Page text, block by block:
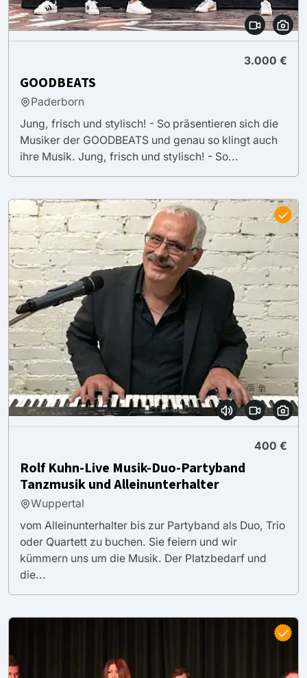
3.000 €
GOODBEATS
Paderborn
Jung, frisch und stylisch! - So präsentieren sich die
Musiker der GOODBEATS und genau so klingt auch
ihre Musik. Jung, frisch und stylisch! - So...
400 €
Rolf Kuhn-Live Musik-Duo-Partyband
Tanzmusik und Alleinunterhalter
Wuppertal
vom Alleinunterhalter bis zur Partyband als Duo, Trio
oder Quartett zu buchen. Sie feiern und wir
kümmern uns um die Musik. Der Platzbedarf und
die...